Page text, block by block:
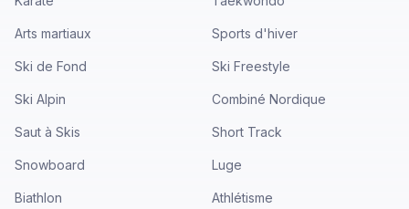
Arts martiaux Sports d'hiver
Ski de Fond Ski Freestyle
Ski Alpin Combiné Nordique
Saut à Skis Short Track
Snowboard Luge
Biathlon Athlétisme